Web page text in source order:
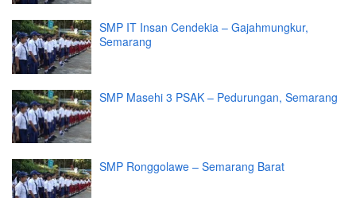
SMP IT Insan Cendekia – Gajahmungkur,
Semarang
SMP Masehi 3 PSAK – Pedurungan, Semarang
SMP Ronggolawe – Semarang Barat